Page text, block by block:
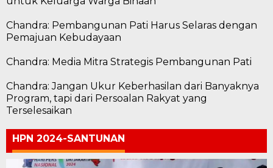
Chandra: Pembangunan Pati Harus Selaras dengan
Pemajuan Kebudayaan
Chandra: Media Mitra Strategis Pembangunan Pati
Chandra: Jangan Ukur Keberhasilan dari Banyaknya
Program, tapi dari Persoalan Rakyat yang
Terselesaikan
HPN 2024-SANTUNAN